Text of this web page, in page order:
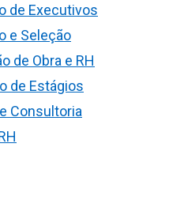
de Executivos
e Seleção
de Obra e RH
de Estágios
Consultoria